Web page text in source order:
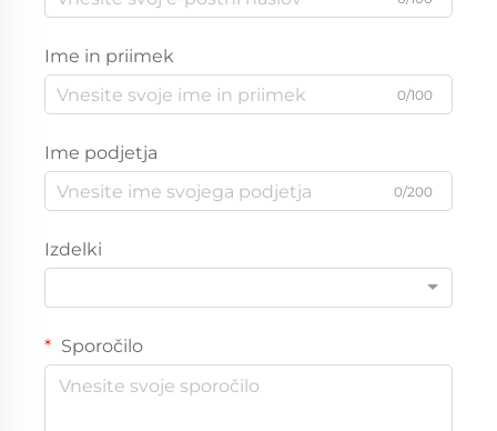
Ime in priimek
0/100
Ime podjetja
0/200
Izdelki
Sporočilo